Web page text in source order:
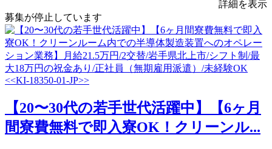
詳細を表示
募集が停止しています
【20〜30代の若手世代活躍中】【6ヶ月
間寮費無料で即入寮OK！クリーンル...